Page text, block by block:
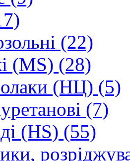
(22)
(MS) (28)
(НЦ) (5)
(7)
(HS) (55)